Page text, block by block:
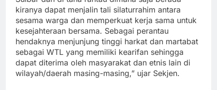
kiranya dapat menjalin tali silaturrahim antara
sesama warga dan memperkuat kerja sama untuk
kesejahteraan bersama. Sebagai perantau
hendaknya menjunjung tinggi harkat dan martabat
sebagai WTL yang memiliki kearifan sehingga
dapat diterima oleh masyarakat dan etnis lain di
wilayah/daerah masing-masing,” ujar Sekjen.